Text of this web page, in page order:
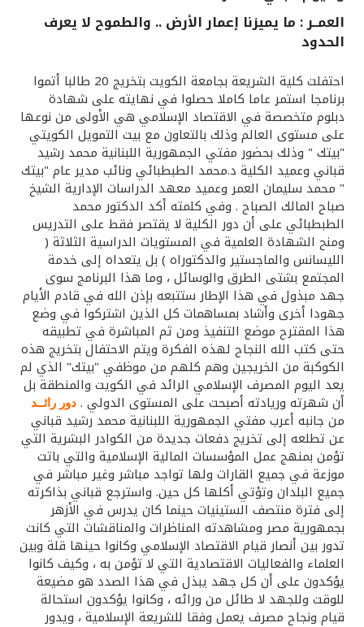
القنوات المصرفية
أدوات وخدمات
خدمات ما بعد البيع
اتصل بنا
مواقع الفروع وأجهزة الصرف الآلي
ألمانيا
ماليزيا
تركيا
مصر
المملكة المتحدة
مملكة البحرين
العمــر : ما يميزنا إعمار الأرض .. والطموح لا يعرف
الحدود
احتفلت كلية الشريعة بجامعة الكويت بتخريج 20 طالبا أتموا
برنامجا استمر عاما كاملا حصلوا في نهايته على شهادة
دبلوم متخصصة في الاقتصاد الإسلامي هي الأولى من نوعها
على مستوى العالم وذلك بالتعاون مع بيت التمويل الكويتي
"بيتك " وذلك بحضور مفتي الجمهورية اللبنانية محمد رشيد
قباني وعميد الكلية د.محمد الطبطبائي ونائب مدير عام "بيتك
" محمد سليمان العمر وعميد معهد الدراسات الإدارية الشيخ
صباح المالك الصباح . وفي كلمته أكد الدكتور محمد
الطبطبائي على أن دور الكلية لا يقتصر فقط على التدريس
ومنح الشهادة العلمية في المستويات الدراسية الثلاثة (
الليسانس والماجستير والدكتوراه ) بل يتعداه إلى خدمة
المجتمع بشتى الطرق والوسائل ، وما هذا البرنامج سوى
جهد مبذول في هذا الإطار ستتبعه بإذن الله في قادم الأيام
جهودا أخرى وأشاد بمساهمات كل الذين اشتركوا في وضع
هذا المقترح موضع التنفيذ ومن ثم المباشرة في تطبيقه
حتى كتب الله النجاح لهذه الفكرة ويتم الاحتفال بتخريج هذه
الكوكبة من الخريجين وهم كلهم من موظفي "بيتك" الذي لم
يعد اليوم المصرف الإسلامي الرائد في الكويت والمنطقة بل
أن شهرته وريادته أصبحت على المستوى الدولي . دور رائــد
من جانبه أعرب مفتي الجمهورية اللبنانية محمد رشيد قباني
عن تطلعه إلى تخريج دفعات جديدة من الكوادر البشرية التي
تؤمن بمنهج عمل المؤسسات المالية الإسلامية والتي باتت
موزعة في جميع القارات ولها تواجد مباشر وغير مباشر في
جميع البلدان وتؤتي أكلها كل حين. واسترجع قباني بذاكرته
إلى فترة منتصف الستينيات حينما كان يدرس في الأزهر
بجمهورية مصر ومشاهدته المناظرات والمناقشات التي كانت
تدور بين أنصار قيام الاقتصاد الإسلامي وكانوا حينها قلة وبين
العلماء والفعاليات الاقتصادية التي لا تؤمن به ، وكيف كانوا
يؤكدون على أن كل جهد يبذل في هذا الصدد هو مضيعة
للوقت وللجهد لا طائل من ورائه ، وكانوا يؤكدون استحالة
قيام ونجاح مصرف يعمل وفقا للشريعة الإسلامية ، ويدور